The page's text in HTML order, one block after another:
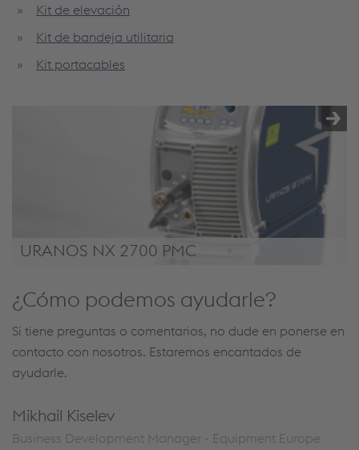
Kit de elevación
Kit de bandeja utilitaria
Kit portacables
URANOS NX 2700 PMC
¿Cómo podemos ayudarle?
Si tiene preguntas o comentarios, no dude en ponerse en
contacto con nosotros. Estaremos encantados de
ayudarle.
Mikhail Kiselev
Business Development Manager - Equipment Europe